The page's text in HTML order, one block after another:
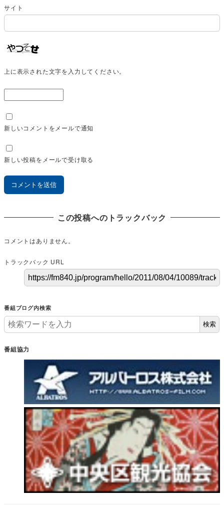
サイト
上に表示された文字を入力してください。
新しいコメントをメールで通知
新しい投稿をメールで受け取る
この投稿へのトラックバック
コメントはありません。
トラックバック URL
番組ブログ内検索
検索
番組協力